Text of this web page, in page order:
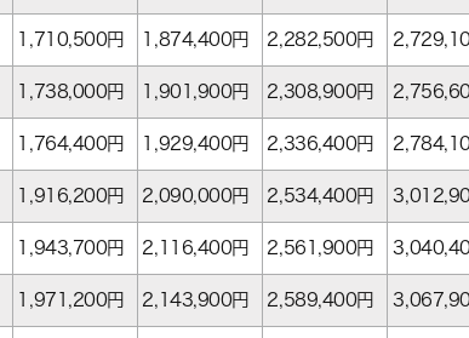
1,710,500円 1,874,400円 2,282,500円
1,738,000円 1,901,900円 2,308,900円
1,764,400円 1,929,400円 2,336,400円
1,916,200円 2,090,000円 2,534,400円
1,943,700円 2,116,400円 2,561,900円
1,971,200円 2,143,900円 2,589,400円